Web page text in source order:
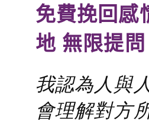
免費挽回感
地 無限提問
我認為人與
會理解對方